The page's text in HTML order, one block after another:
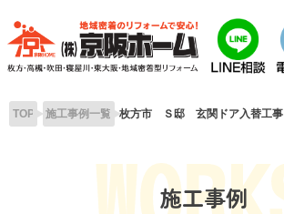
content
TOP 施工事例一覧 枚方市 Ｓ邸 玄関ドア入替工事
施工事例